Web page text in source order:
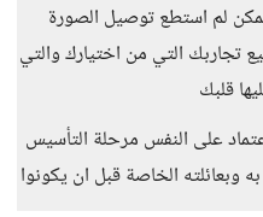
لم استطع توصيل الصورة
التي من اختيارك والتي
قلبك
على النفس مرحلة التأسيس
وبعائلته الخاصة قبل ان يكونوا